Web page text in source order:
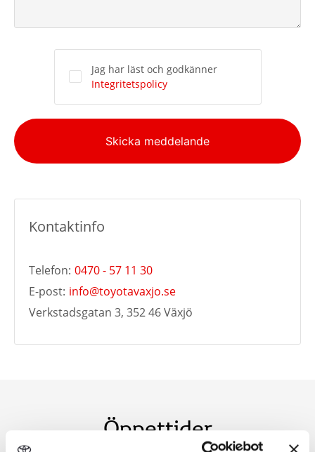
Jag har läst och godkänner
Integritetspolicy
Alternative:
Skicka meddelande
Kontaktinfo
Telefon: 0470 - 57 11 30
E-post: info@toyotavaxjo.se
Verkstadsgatan 3, 352 46 Växjö
Öppettider